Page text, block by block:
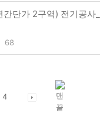
단가 2구역) 전기공사_
68
4